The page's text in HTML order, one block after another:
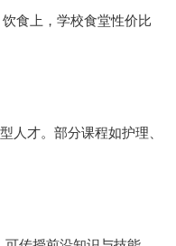
食上，学校食堂性价比
人才。部分课程如护理、